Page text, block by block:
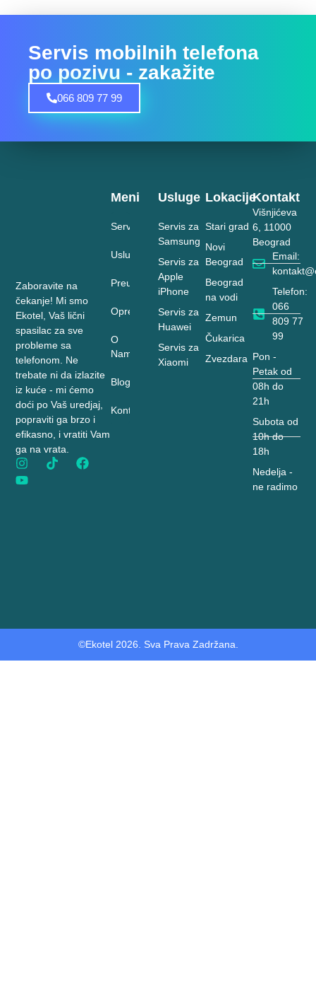
Servis mobilnih telefona
po pozivu - zakažite
066 809 77 99
Zaboravite na
čekanje! Mi smo
Ekotel, Vaš lični
spasilac za sve
probleme sa
telefonom. Ne
trebate ni da izlazite
iz kuće - mi ćemo
doći po Vaš uredjaj,
popraviti ga brzo i
efikasno, i vratiti Vam
ga na vrata.
Lokacije
Stari grad
Novi
Beograd
Beograd
na vodi
Zemun
Čukarica
Zvezdara
Usluge
Servis za
Samsung
Servis za
Apple
iPhone
Servis za
Huawei
Servis za
Xiaomi
Meni
Servis
Usluge
Preuzimanje
Oprema
O
Nama
Blog
Kontakt
Kontakt
Višnjićeva
6, 11000
Beograd
Email:
Telefon:
066
809 77
99
Pon -
Petak od
08h do
21h
Subota od
10h do
18h
Nedelja -
ne radimo
©Ekotel 2026. Sva Prava Zadržana.